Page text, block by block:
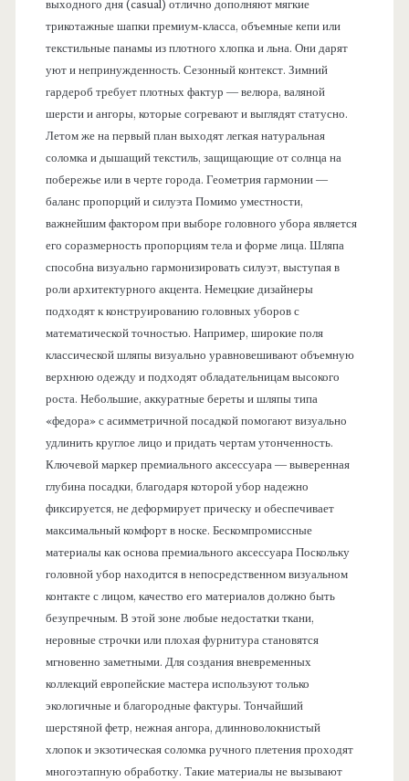
выходного дня (casual) отлично дополняют мягкие
трикотажные шапки премиум-класса, объемные кепи или
текстильные панамы из плотного хлопка и льна. Они дарят
уют и непринужденность. Сезонный контекст. Зимний
гардероб требует плотных фактур — велюра, валяной
шерсти и ангоры, которые согревают и выглядят статусно.
Летом же на первый план выходят легкая натуральная
соломка и дышащий текстиль, защищающие от солнца на
побережье или в черте города. Геометрия гармонии —
баланс пропорций и силуэта Помимо уместности,
важнейшим фактором при выборе головного убора является
его соразмерность пропорциям тела и форме лица. Шляпа
способна визуально гармонизировать силуэт, выступая в
роли архитектурного акцента. Немецкие дизайнеры
подходят к конструированию головных уборов с
математической точностью. Например, широкие поля
классической шляпы визуально уравновешивают объемную
верхнюю одежду и подходят обладательницам высокого
роста. Небольшие, аккуратные береты и шляпы типа
«федора» с асимметричной посадкой помогают визуально
удлинить круглое лицо и придать чертам утонченность.
Ключевой маркер премиального аксессуара — выверенная
глубина посадки, благодаря которой убор надежно
фиксируется, не деформирует прическу и обеспечивает
максимальный комфорт в носке. Бескомпромиссные
материалы как основа премиального аксессуара Поскольку
головной убор находится в непосредственном визуальном
контакте с лицом, качество его материалов должно быть
безупречным. В этой зоне любые недостатки ткани,
неровные строчки или плохая фурнитура становятся
мгновенно заметными. Для создания вневременных
коллекций европейские мастера используют только
экологичные и благородные фактуры. Тончайший
шерстяной фетр, нежная ангора, длинноволокнистый
хлопок и экзотическая соломка ручного плетения проходят
многоэтапную обработку. Такие материалы не вызывают